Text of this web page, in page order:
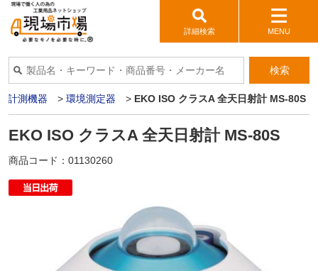
詳細検索 MENU
検索
計測機器 > 環境測定器 > EKO ISO クラスA 全天日射計 MS-80S
EKO ISO クラスA 全天日射計 MS-80S
商品コード： 01130260